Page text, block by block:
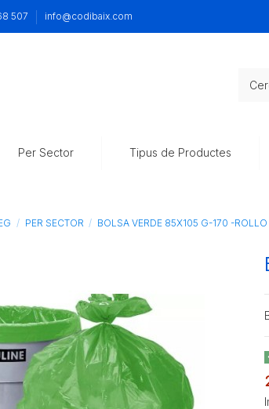
507 info@codibaix.com
Per Sector Tipus de Productes
PER SECTOR BOLSA VERDE 85X105 G-170 -